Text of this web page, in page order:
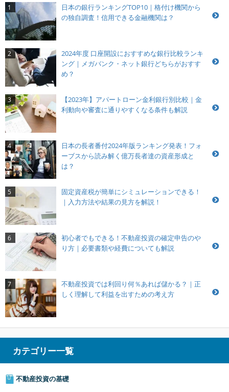
1
日本の銀行ランキングTOP10｜格付け機関から
の独自調査！信用できる金融機関は？
2
2024年度 口座開設におすすめな銀行比較ランキ
ング｜メガバンク・ネット銀行どちらがおすす
め？
3
【2023年】アパートローン金利銀行別比較｜金
利動向や審査に通りやすくなる条件も解説
4
日本の長者番付2024年版ランキング発表！フォ
ーブスから読み解く億万長者達の資産形成と
は？
5
固定資産税が簡単にシミュレーションできる！
｜入力方法や結果の見方を解説！
6
初心者でもできる！不動産投資の確定申告のや
り方｜必要書類や経費についても解説
7
不動産投資では利回り何％あれば儲かる？｜正
しく理解して利益を出すための考え方
カテゴリー一覧
不動産投資の基礎